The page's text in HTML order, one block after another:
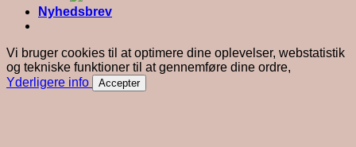
Nyhedsbrev
Vi bruger cookies til at optimere dine oplevelser, webstatistik
og tekniske funktioner til at gennemføre dine ordre,
Yderligere info
Accepter